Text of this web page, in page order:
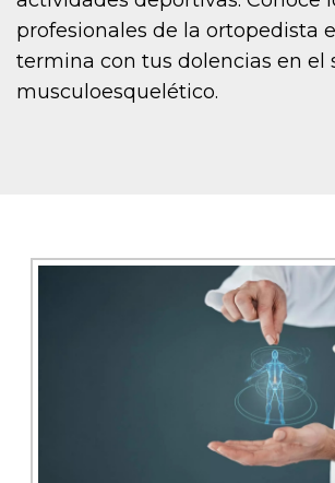
profesionales de la ortopedista
termina con tus dolencias en el
musculoesquelético.